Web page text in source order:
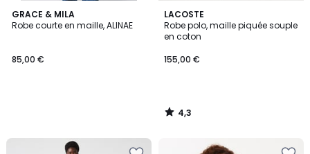
GRACE & MILA
Robe courte en maille, ALINAE
85,00 €
LACOSTE
Robe polo, maille piquée souple
en coton
155,00 €
4,3
/ 5
4,3
/